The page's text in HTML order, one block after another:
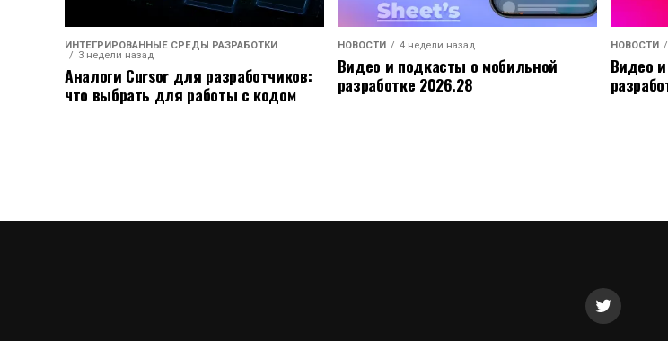
ИНТЕГРИРОВАННЫЕ СРЕДЫ РАЗРАБОТКИ
3 недели назад
Аналоги Cursor для разработчиков:
что выбрать для работы с кодом
НОВОСТИ 4 недели назад
Видео и подкасты о мобильной
разработке 2026.28
НОВОСТИ
Видео